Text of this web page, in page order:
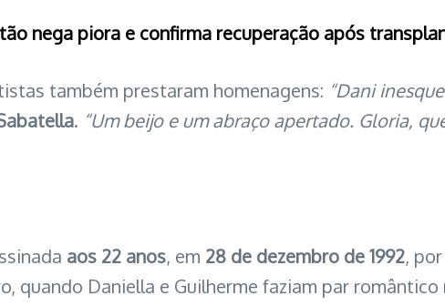
nega piora e confirma recuperação após
também prestaram homenagens: “Dani
. “Um beijo e um abraço apertado. Gloria,
aos 22 anos, em 28 de dezembro de 1992, por
quando Daniella e Guilherme faziam par romântico